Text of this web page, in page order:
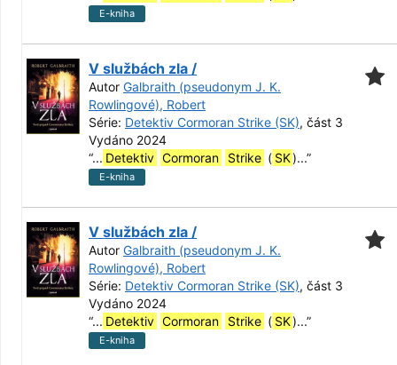
E-kniha
V službách zla /
Autor Galbraith (pseudonym J. K.
Rowlingové), Robert
Série: Detektiv Cormoran Strike (SK), část 3
Vydáno 2024
“... Detektiv Cormoran Strike ( SK)...”
E-kniha
V službách zla /
Autor Galbraith (pseudonym J. K.
Rowlingové), Robert
Série: Detektiv Cormoran Strike (SK), část 3
Vydáno 2024
“... Detektiv Cormoran Strike ( SK)...”
E-kniha